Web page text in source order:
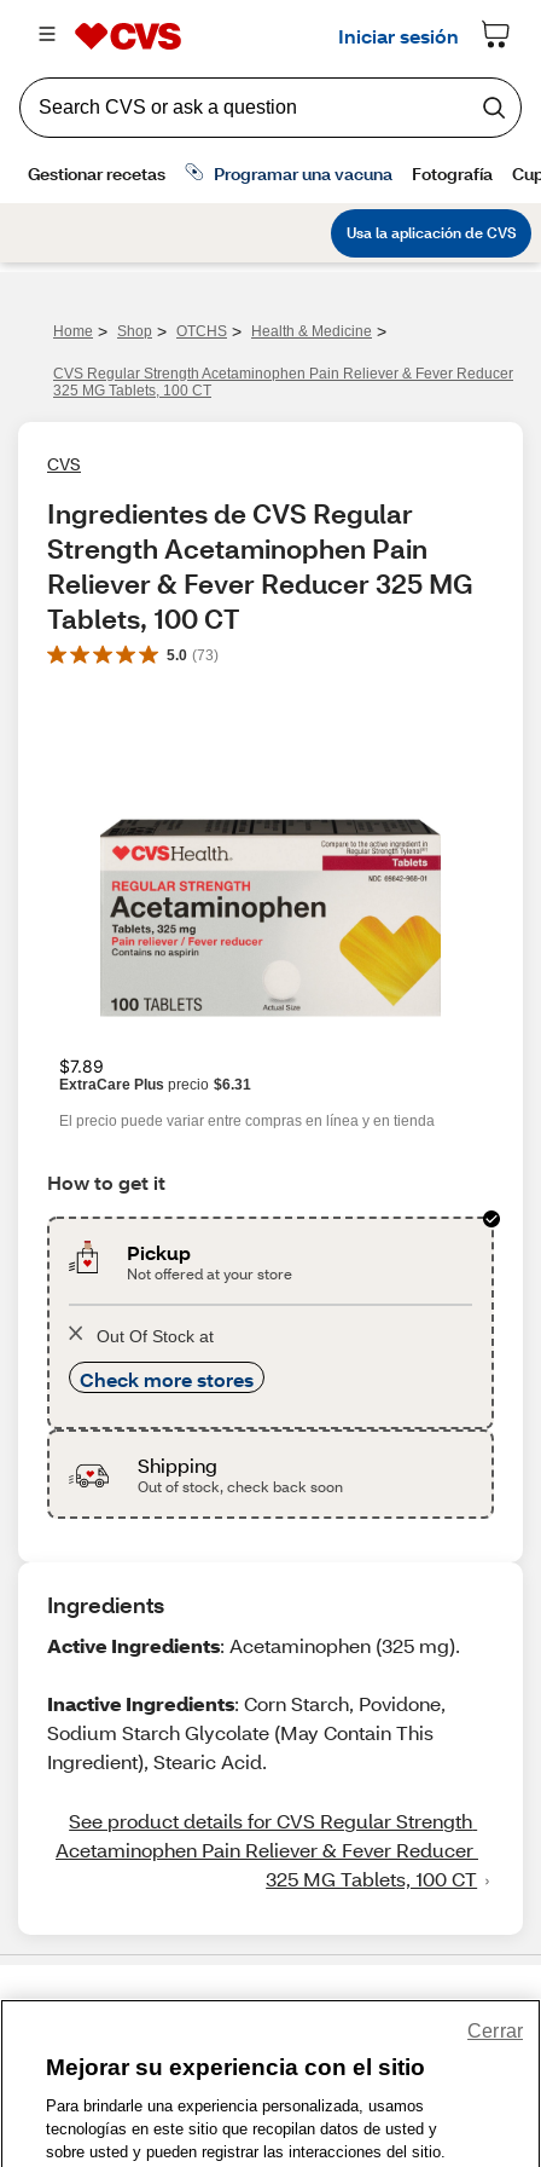
Home > Shop > OTCHS > Health & Medicine >
CVS Regular Strength Acetaminophen Pain Reliever & Fever Reducer
325 MG Tablets, 100 CT
CVS
Ingredientes de CVS Regular
Strength Acetaminophen Pain
Reliever & Fever Reducer 325 MG
Tablets, 100 CT
5.0 (73)
$7.89
ExtraCare Plus precio $6.31
El precio puede variar entre compras en línea y en tienda
How to get it
Pickup
Not offered at your store
Out Of Stock at
Check more stores
Shipping
Out of stock, check back soon
Ingredients
Active Ingredients: Acetaminophen (325 mg).
Inactive Ingredients: Corn Starch, Povidone,
Sodium Starch Glycolate (May Contain This
Ingredient), Stearic Acid.
See product details for CVS Regular Strength
Acetaminophen Pain Reliever & Fever Reducer
325 MG Tablets, 100 CT
1-800-679-9691 | Contáctenos | Términos de Uso | Accesibilidad
Política de Privacidad | WA Privacy Policy | Mapa del sitio
Zona de Bienestar | © 1999 - 2026 CVS.com
Mejorar su experiencia con el sitio
Para brindarle una experiencia personalizada, usamos
tecnologías en este sitio que recopilan datos de usted y
sobre usted y pueden registrar las interacciones del sitio.
Cerrar